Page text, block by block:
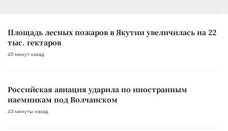
Площадь лесных пожаров в Якутии увеличилась на 22
тыс. гектаров
40 минут назад
Российская авиация ударила по иностранным
наемникам под Волчанском
43 минуты назад